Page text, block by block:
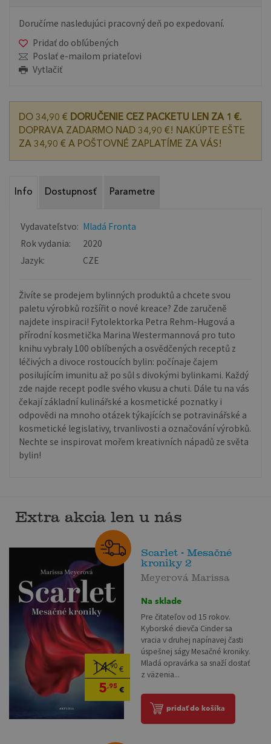
Doručíme nasledujúci pracovný deň po expedovaní.
Pridať do obľúbených
Poslať e-mailom priateľovi
Vytlačiť
DO 34,90 € DORUČENIE CEZ PACKETU LEN ZA 1 €.
DOPRAVA ZADARMO NAD 34,90 €! NAKÚPTE EŠTE
ZA 34,90 € A POŠTOVNÉ ZAPLATÍME ZA VÁS!
Info Dostupnosť Parametre
Vydavateľstvo: Mladá Fronta
Rok vydania:
2020
Jazyk:
CZE
Živíte se prodejem bylinných produktů a chcete svou
paletu výrobků rozšířit o nové kreace? Zde zaručeně
najdete inspiraci! Fytolektorka Petra Rehm-Hugová a
přírodní kosmetička Marina Westermannová pro tuto
knihu vybraly 100 oblíbených a osvědčených receptů z
léčivých a divoce rostoucích bylin: počínaje čajem
posilujícím imunitu až po sůl s divokými bylinkami. Každý
zde najde recept podle svého vkusu a chuti. Dále tu na vás
čekají základní kulinářské a kosmetické poznatky i
odpovědi na mnoho otázek týkajících se potravinářské a
kosmetické legislativy, trvanlivosti a označování výrobků.
Nechte se inspirovat mořem kreativních nápadů ze světa
bylin!
Extra akcia len u nás
14,90€
5,95€
Scarlet - Mesačné
kroniky 2
Meyerová Marissa
Na sklade
Pre čitateľov od 15 rokov.
Kyborské dievča Cinder sa
vracia v druhej napínavej časti
úspešnej ságy Mesačné kroniky.
Mladá opravárka sa snaží dostať
z väzenia...
pridať do košíka